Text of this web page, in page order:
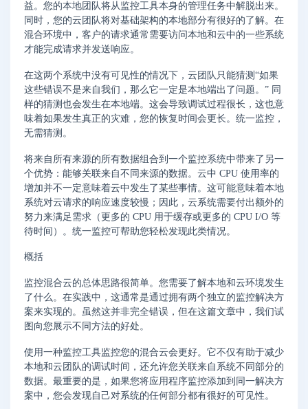
益。您的本地团队将从监控工具本身的管理任务中解脱出来。
同时，您的云团队将对基础架构的本地部分有很好的了解。在
混合环境中，客户的请求通常需要访问本地和云中的一些系统
才能完成请求并发送响应。
在这两个系统中没有可见性的情况下，云团队只能猜测“如果
这些错误不是来自我们，那么它一定是本地端出了问题。” 同
样的猜测也会发生在本地端。这会导致调试过程很长，这也意
味着如果发生真正的灾难，您的恢复时间会更长。统一监控，
无需猜测。
将来自所有来源的所有数据组合到一个监控系统中带来了另一
个优势：能够关联来自不同来源的数据。云中 CPU 使用率的
增加并不一定意味着云中发生了某些事情。这可能意味着本地
系统对云请求的响应速度较慢；因此，云系统需要付出额外的
努力来满足需求（更多的 CPU 用于缓存或更多的 CPU I/O 等
待时间）。统一监控可帮助您轻松发现此类情况。
概括
监控混合云的总体思路很简单。您需要了解本地和云环境发生
了什么。在实践中，这通常是通过拥有两个独立的监控解决方
案来实现的。虽然这并非完全错误，但在这篇文章中，我们试
图向您展示不同方法的好处。
使用一种监控工具监控您的混合云会更好。它不仅有助于减少
本地和云团队的调试时间，还允许您关联来自系统不同部分的
数据。最重要的是，如果您将应用程序监控添加到同一解决方
案中，您会发现自己对系统的任何部分都有很好的可见性。